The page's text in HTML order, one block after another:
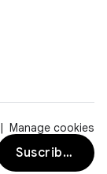
Manage cookies
Suscribirse